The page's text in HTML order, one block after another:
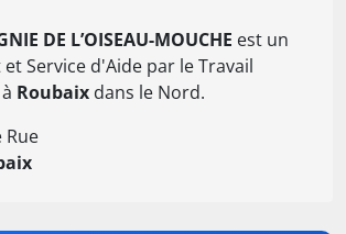
DE L’OISEAU-MOUCHE est un
Service d'Aide par le Travail
Roubaix dans le Nord.
Rue